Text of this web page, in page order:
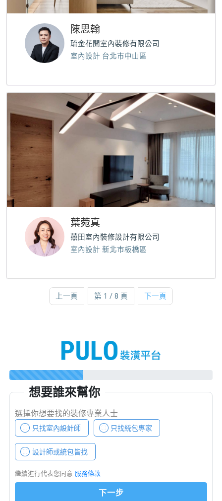
陳思翰
琉金花開室內裝修有限公司
室內設計 台北市中山區
葉菀真
囍田室內裝修設計有限公司
室內設計 新北市板橋區
上一頁 第 1 / 8 頁 下一頁